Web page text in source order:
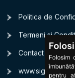
Folosim
pentru
Politica de
Termeni si
Contact